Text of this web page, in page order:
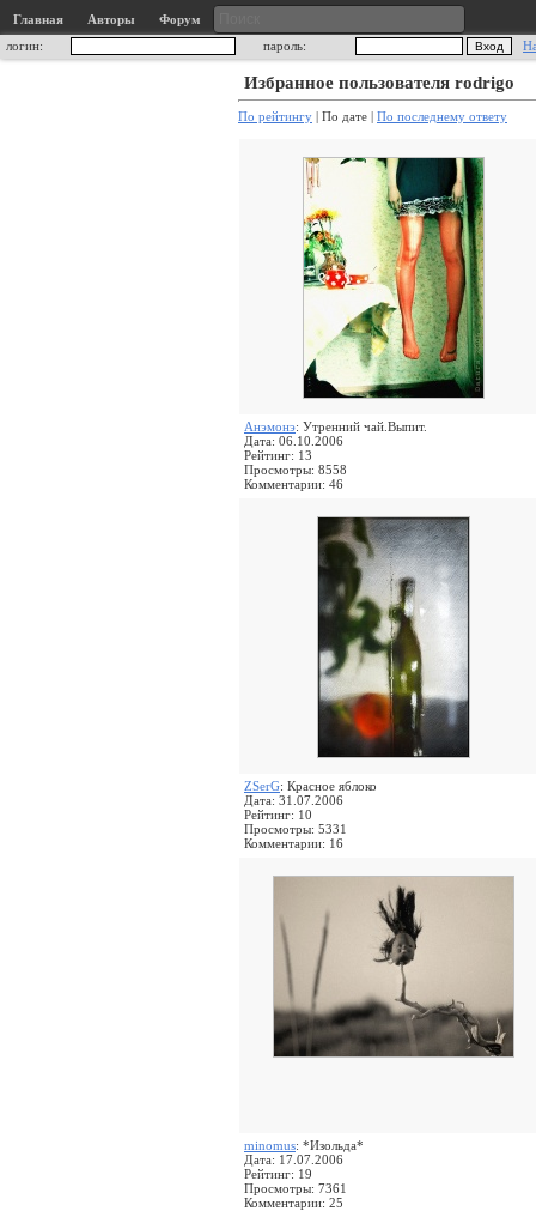
Главная Авторы
Форум
логин:
пароль:
Избранное пользователя rodrigo
По рейтингу | По дате | По последнему ответу
Анэмонэ: Утренний чай.Выпит.
Дата: 06.10.2006
Рейтинг: 13
Просмотры: 8558
Комментарии: 46
ZSerG: Красное яблоко
Дата: 31.07.2006
Рейтинг: 10
Просмотры: 5331
Комментарии: 16
minomus: *Изольда*
Дата: 17.07.2006
Рейтинг: 19
Просмотры: 7361
Комментарии: 25